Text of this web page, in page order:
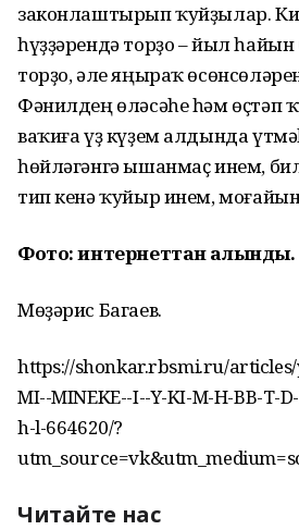
законлаштырып ҡуйҙылар.
һүҙҙәрендә торҙо – йыл һайын
торҙо, әле яңыраҡ
Фәнилдең өләсәһе һәм өҫтәп
ваҡиға үҙ күҙем алдында
һөйләгәнгә ышанмаҫ инем,
тип кенә ҡуйыр инем,
Фото: интернеттан алынды.
Мөҙәрис Багаев.
https://shonkar.rbsmi.ru/articles/
MI--MINEKE--I--Y-KI-M-H-BB-T-
h-l-664620/?
Читайте нас